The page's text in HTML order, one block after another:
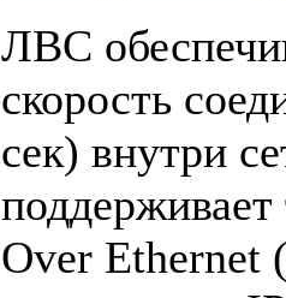
ЛВС
скорость
сек) внутри
Over Ethernet